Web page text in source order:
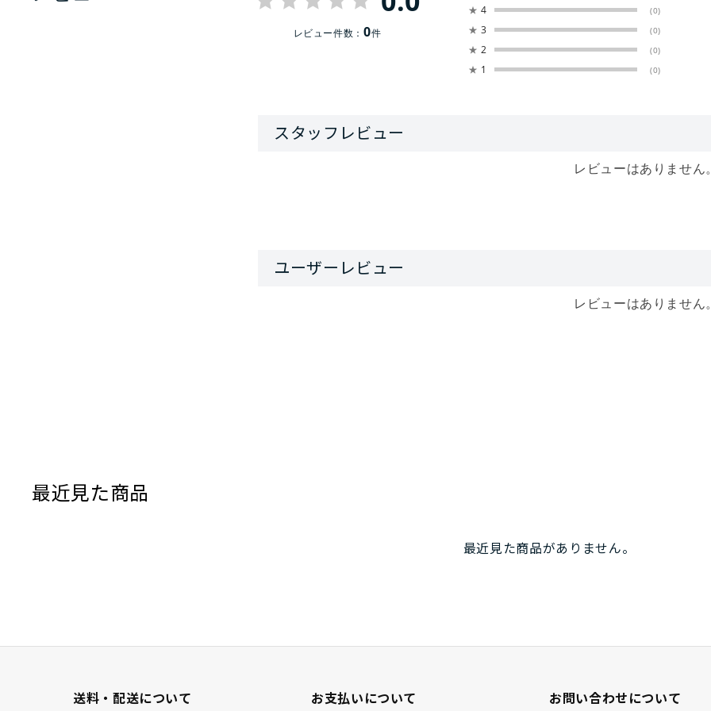
レビュー件数：0件
★ 4 (0)
★ 3 (0)
★ 2 (0)
★ 1 (0)
レビューはありません
レビューはありません
最近見た商品
最近見た商品がありません。
送料・配送について お支払いについて お問い合わせについて